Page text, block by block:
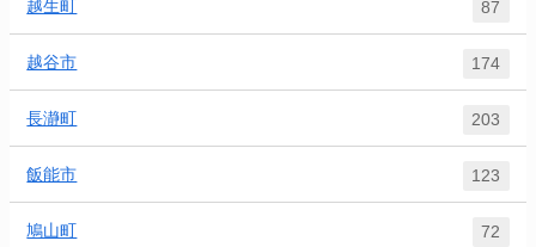
越生町 87
越谷市 174
長瀞町 203
飯能市 123
鳩山町 72